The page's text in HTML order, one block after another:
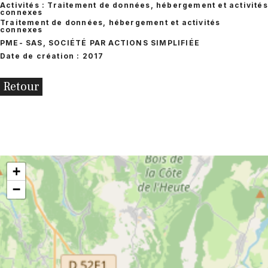
Activités : Traitement de données, hébergement et activités
connexes
Traitement de données, hébergement et activités
connexes
PME - SAS, SOCIÉTÉ PAR ACTIONS SIMPLIFIÉE
Date de création : 2017
Retour
+
−